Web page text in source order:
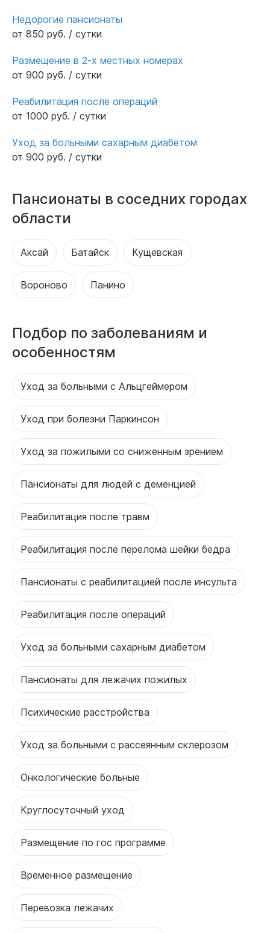
Недорогие пансионаты
от 850 руб. / сутки
Размещение в 2-х местных номерах
от 900 руб. / сутки
Реабилитация после операций
от 1000 руб. / сутки
Уход за больными сахарным диабетом
от 900 руб. / сутки
Пансионаты в соседних городах
области
Аксай Батайск Кущевская
Вороново Панино
Подбор по заболеваниям и
особенностям
Уход за больными с Альцгеймером
Уход при болезни Паркинсон
Уход за пожилыми со сниженным зрением
Пансионаты для людей с деменцией
Реабилитация после травм
Реабилитация после перелома шейки бедра
Пансионаты с реабилитацией после инсульта
Реабилитация после операций
Уход за больными сахарным диабетом
Пансионаты для лежачих пожилых
Психические расстройства
Уход за больными с рассеянным склерозом
Онкологические больные
Круглосуточный уход
Размещение по гос программе
Временное размещение
Перевозка лежачих